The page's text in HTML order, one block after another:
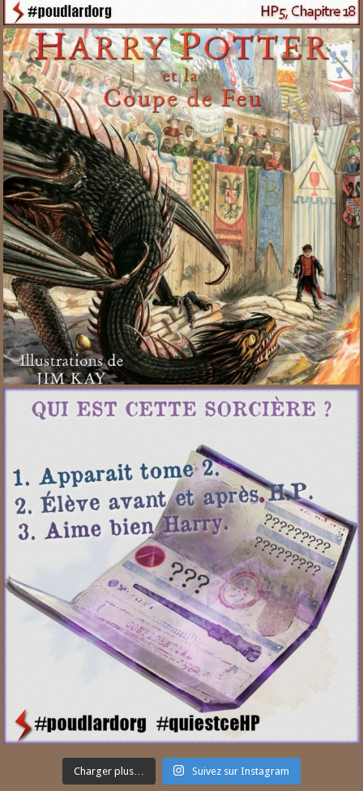
Charger plus… Suivez sur Instagram